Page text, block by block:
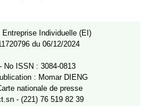
Entreprise Individuelle (EI)
du 06/12/2024
No ISSN : 3084-0813
: Momar DIENG
nationale de presse
- (221) 76 519 82 39